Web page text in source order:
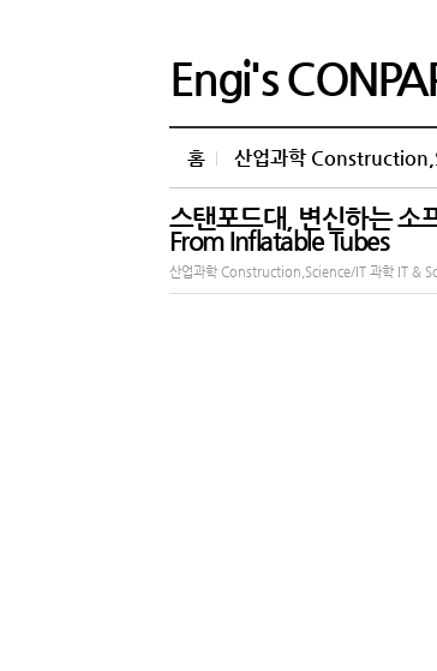
Engi's
홈 산업과학
스탠포드대, 변신하는 소
From Inflatable Tubes
산업과학 Construction,Science/IT 과학 IT &